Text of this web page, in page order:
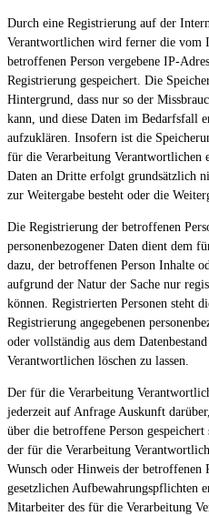
Durch eine Registrierung auf der
Verantwortlichen wird ferner die vom
betroffenen Person vergebene IP-
Registrierung gespeichert. Die
Hintergrund, dass nur so der
kann, und diese Daten im Bedarfsfall
aufzuklären. Insofern ist die
für die Verarbeitung Verantwortlichen
Daten an Dritte erfolgt grundsätzlich
zur Weitergabe besteht oder die
Die Registrierung der betroffenen
personenbezogener Daten dient dem
dazu, der betroffenen Person Inhalte
aufgrund der Natur der Sache nur
können. Registrierten Personen steht
Registrierung angegebenen
oder vollständig aus dem
Verantwortlichen löschen zu lassen.
Der für die Verarbeitung
jederzeit auf Anfrage Auskunft
über die betroffene Person
der für die Verarbeitung
Wunsch oder Hinweis der betroffenen
gesetzlichen Aufbewahrungspflichten
Mitarbeiter des für die Verarbeitung